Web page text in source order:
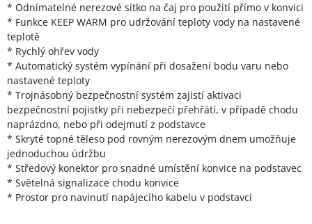
* Odnímatelné nerezové sítko na čaj pro použití přímo v konvici
* Funkce KEEP WARM pro udržování teploty vody na nastavené
teplotě
* Rychlý ohřev vody
* Automatický systém vypínání při dosažení bodu varu nebo
nastavené teploty
* Trojnásobný bezpečnostní systém zajistí aktivaci
bezpečnostní pojistky při nebezpečí přehřátí, v případě chodu
naprázdno, nebo při odejmutí z podstavce
* Skryté topné těleso pod rovným nerezovým dnem umožňuje
jednoduchou údržbu
* Středový konektor pro snadné umístění konvice na podstavec
* Světelná signalizace chodu konvice
* Prostor pro navinutí napájecího kabelu v podstavci